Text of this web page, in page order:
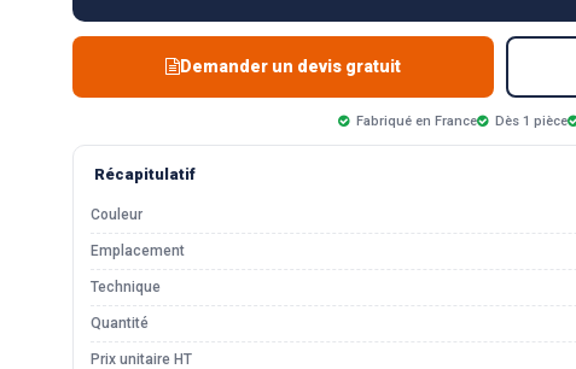
Demander un devis gratuit
Fabriqué en France Dès 1 pièce
Récapitulatif
Couleur
Emplacement
Technique
Quantité
Prix unitaire HT